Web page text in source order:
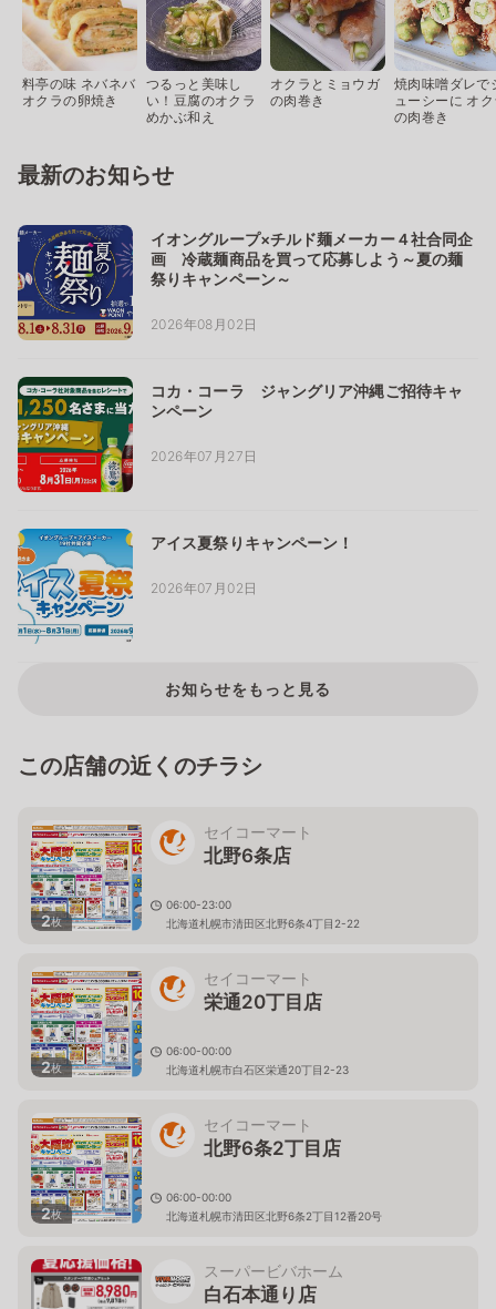
料亭の味 ネバネバ
オクラの卵焼き
つるっと美味し
い！豆腐のオクラ
めかぶ和え
オクラとミョウガ
の肉巻き
焼肉味噌ダレで
ューシーに オ
の肉巻き
最新のお知らせ
イオングループ×チルド麺メーカー４社合同企
画 冷蔵麺商品を買って応募しよう～夏の麺
祭りキャンペーン～
2026年08月02日
コカ・コーラ ジャングリア沖縄ご招待キャ
ンペーン
2026年07月27日
アイス夏祭りキャンペーン！
2026年07月02日
お知らせをもっと見る
この店舗の近くのチラシ
2枚
セイコーマート
北野6条店
06:00-23:00
北海道札幌市清田区北野6条4丁目2-22
2枚
セイコーマート
栄通20丁目店
06:00-00:00
北海道札幌市白石区栄通20丁目2-23
2枚
セイコーマート
北野6条2丁目店
06:00-00:00
北海道札幌市清田区北野6条2丁目12番20号
スーパービバホーム
白石本通り店